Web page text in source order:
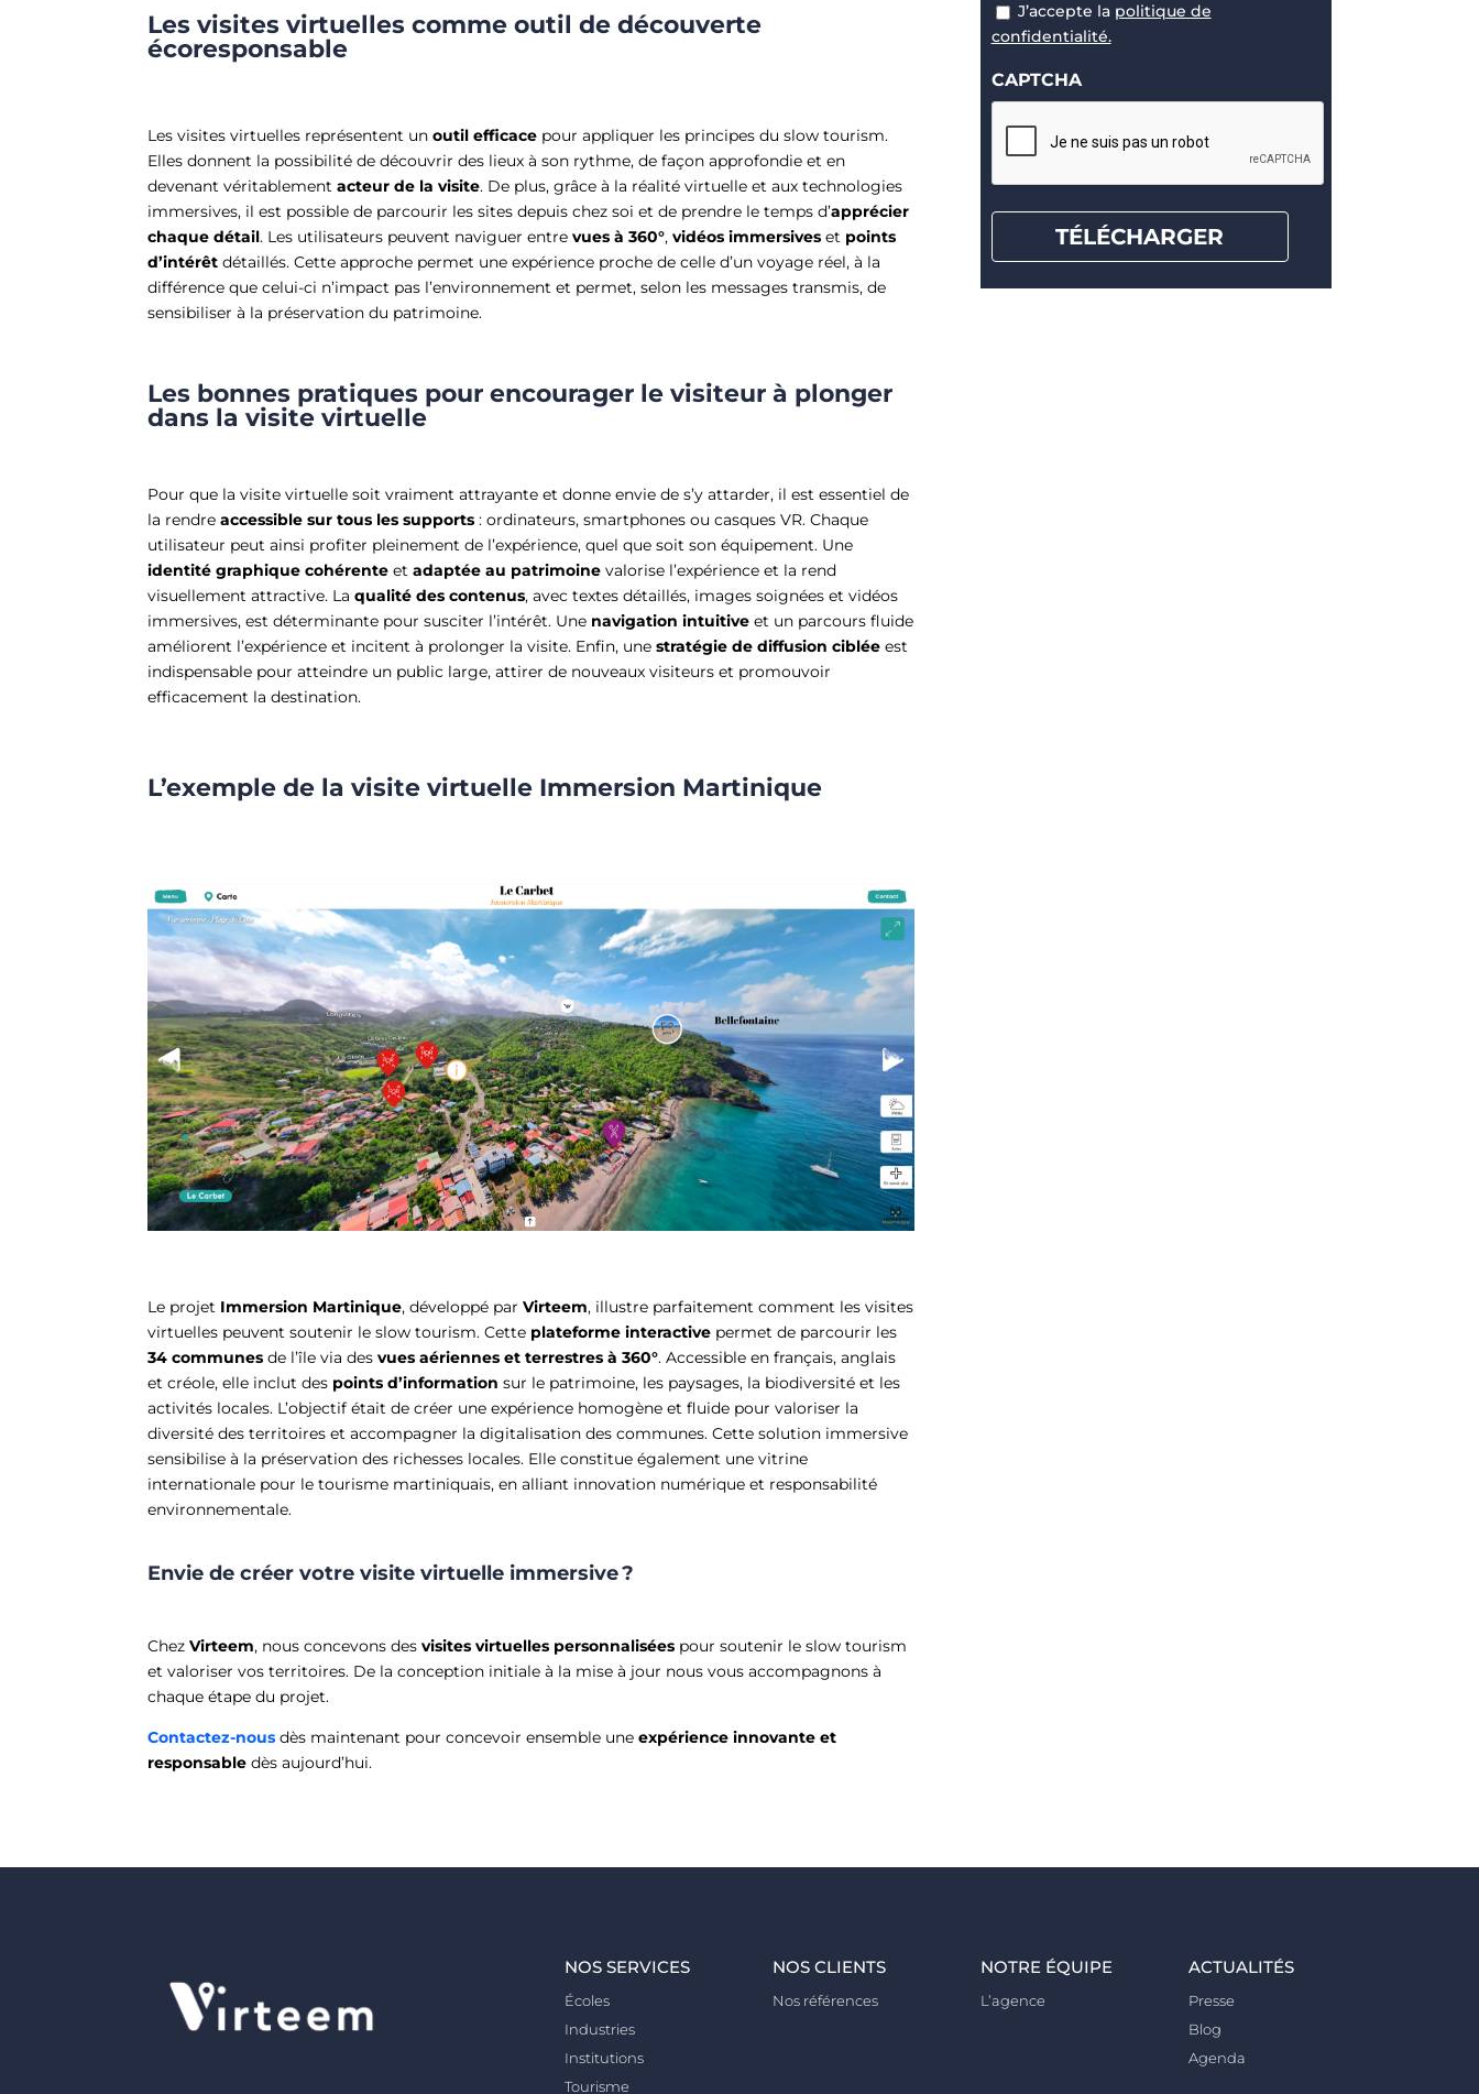
Les visites virtuelles comme outil de découverte
écoresponsable
Les visites virtuelles représentent un outil efficace pour appliquer les principes du slow tourism.
Elles donnent la possibilité de découvrir des lieux à son rythme, de façon approfondie et en
devenant véritablement acteur de la visite. De plus, grâce à la réalité virtuelle et aux technologies
immersives, il est possible de parcourir les sites depuis chez soi et de prendre le temps d’apprécier
chaque détail. Les utilisateurs peuvent naviguer entrevues à 360°,vidéos immersives et points
d’intérêt détaillés. Cette approche permet une expérience proche de celle d’un voyage réel, à la
différence que celui-ci n’impact pas l’environnement et permet, selon les messages transmis, de
sensibiliser à la préservation du patrimoine.
Les bonnes pratiques pour encourager le visiteur à plonger
dans la visite virtuelle
Pour que la visite virtuelle soit vraiment attrayante et donne envie de s’y attarder, il est essentiel de
la rendreaccessible sur tous les supports : ordinateurs, smartphones ou casques VR. Chaque
utilisateur peut ainsi profiter pleinement de l’expérience, quel que soit son équipement. Une
identité graphique cohérente etadaptée au patrimoine valorise l’expérience et la rend
visuellement attractive. Laqualité des contenus, avec textes détaillés, images soignées et vidéos
immersives, est déterminante pour susciter l’intérêt. Une navigation intuitive et un parcours fluide
améliorent l’expérience et incitent à prolonger la visite. Enfin, unestratégie de diffusion ciblée est
indispensable pour atteindre un public large, attirer de nouveaux visiteurs et promouvoir
efficacement la destination.
L’exemple de la visite virtuelle Immersion Martinique
Le projet Immersion Martinique, développé parVirteem, illustre parfaitement comment les visites
virtuelles peuvent soutenir le slow tourism. Cette plateforme interactive permet de parcourir les
34 communes de l’île via des vues aériennes et terrestres à 360°. Accessible en français, anglais
et créole, elle inclut des points d’information sur le patrimoine, les paysages, la biodiversité et les
activités locales. L’objectif était de créer une expérience homogène et fluide pour valoriser la
diversité des territoires et accompagner la digitalisation des communes. Cette solution immersive
sensibilise à la préservation des richesses locales. Elle constitue également une vitrine
internationale pour le tourisme martiniquais, en alliant innovation numérique et responsabilité
environnementale.
Envie de créer votre visite virtuelle immersive ?
ChezVirteem, nous concevons desvisites virtuelles personnalisées pour soutenir le slow tourism
et valoriser vos territoires. De la conception initiale à la mise à jour nous vous accompagnons à
chaque étape du projet.
Contactez-nous dès maintenant pour concevoir ensemble uneexpérience innovante et
responsable dès aujourd’hui.
RGPDJ’accepte la politique de
confidentialité.
CAPTCHA
NOS SERVICES
Écoles
Industries
Institutions
Tourisme
NOS CLIENTS
Nos références
NOTRE ÉQUIPE
L’agence
ACTUALITÉS
Presse
Blog
Agenda